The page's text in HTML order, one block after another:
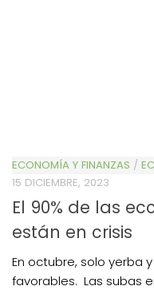
ECONOMÍA Y FINANZAS /
15 DICIEMBRE, 2023
El 90% de las
están en crisis
En octubre, solo yerba
favorables. Las subas